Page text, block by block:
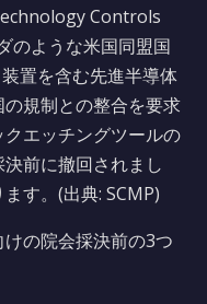
Controls
のような米国同盟国
装置を含む先進半導体
規制との整合を要求
エッチングツールの
前に撤回されまし
す。(出典: SCMP)
の院会採決前の3つ